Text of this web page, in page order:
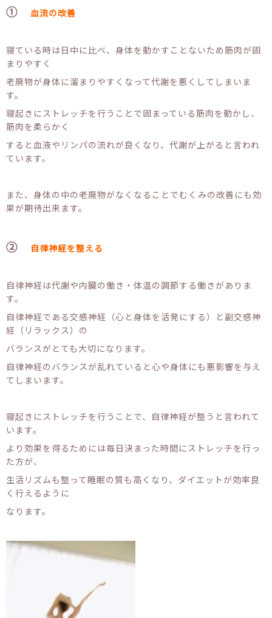
① 血流の改善
寝ている時は日中に比べ、身体を動かすことないため筋肉が固
まりやすく
老廃物が身体に溜まりやすくなって代謝を悪くしてしまいま
す。
寝起きにストレッチを行うことで固まっている筋肉を動かし、
筋肉を柔らかく
すると血液やリンパの流れが良くなり、代謝が上がると言われ
ています。
また、身体の中の老廃物がなくなることでむくみの改善にも効
果が期待出来ます。
② 自律神経を整える
自律神経は代謝や内臓の働き・体温の調節する働きがありま
す。
自律神経である交感神経（心と身体を活発にする）と副交感神
経（リラックス）の
バランスがとても大切になります。
自律神経のバランスが乱れていると心や身体にも悪影響を与え
てしまいます。
寝起きにストレッチを行うことで、自律神経が整うと言われて
います。
より効果を得るためには毎日決まった時間にストレッチを行っ
た方が、
生活リズムも整って睡眠の質も高くなり、ダイエットが効率良
く行えるように
なります。